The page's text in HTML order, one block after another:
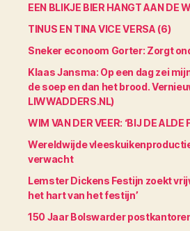
EEN BLIKJE BIER HANGT AAN DE
TINUS EN TINA VICE VERSA (6)
Sneker econoom Gorter: Zorgt
Klaas Jansma: Op een dag zei
de soep en dan het brood.
LIWWADDERS.NL)
WIM VAN DER VEER: ‘BIJ DE ALDE
Wereldwijde
verwacht
Lemster Dickens Festijn zoekt
het hart van het festijn’
150 Jaar Bolswarder